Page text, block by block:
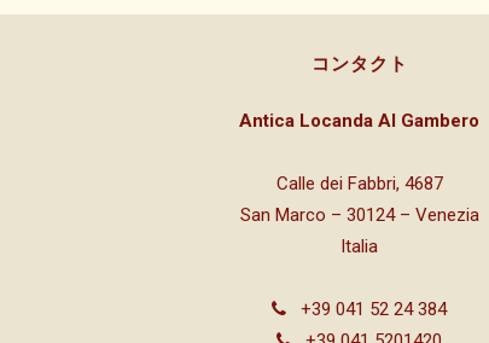
コンタクト
Antica Locanda Al Gambero
Calle dei Fabbri, 4687
San Marco – 30124 – Venezia
Italia
+39 041 52 24 384